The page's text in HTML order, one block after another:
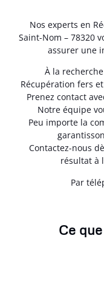
Nos experts en
Saint-Nom – 78320
assurer une
À la
Récupération fers
Prenez contact
Notre équipe
Peu importe la
Contactez-nous
résultat à
Par
Ce